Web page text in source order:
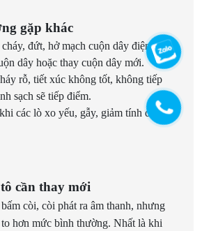
gặp khác
đứt, hở mạch cuộn dây điện từ,
dây hoặc thay cuộn dây mới.
rỗ, tiết xúc không tốt, không tiếp
sạch sẽ tiếp điểm.
các lò xo yếu, gẫy, giảm tính đàn
cần thay mới
còi, còi phát ra âm thanh, nhưng
hơn mức bình thường. Nhất là khi